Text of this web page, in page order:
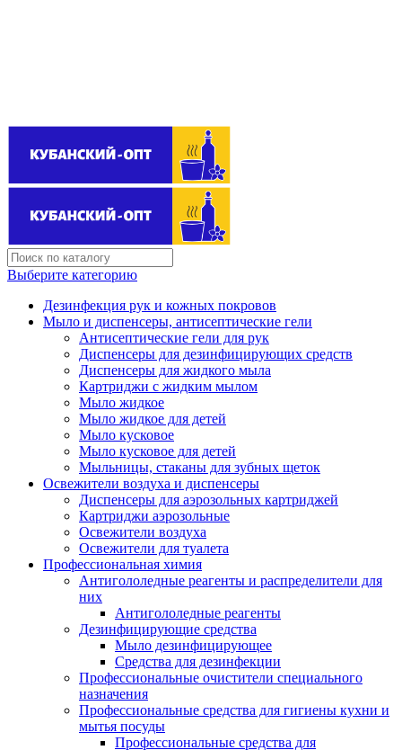
Выберите категорию
Дезинфекция рук и кожных покровов
Мыло и диспенсеры, антисептические гели
Антисептические гели для рук
Диспенсеры для дезинфицирующих средств
Диспенсеры для жидкого мыла
Картриджи с жидким мылом
Мыло жидкое
Мыло жидкое для детей
Мыло кусковое
Мыло кусковое для детей
Мыльницы, стаканы для зубных щеток
Освежители воздуха и диспенсеры
Диспенсеры для аэрозольных картриджей
Картриджи аэрозольные
Освежители воздуха
Освежители для туалета
Профессиональная химия
Антигололедные реагенты и распределители для
них
Антигололедные реагенты
Дезинфицирующие средства
Мыло дезинфицирующее
Средства для дезинфекции
Профессиональные очистители специального
назначения
Профессиональные средства для гигиены кухни и
мытья посуды
Профессиональные средства для